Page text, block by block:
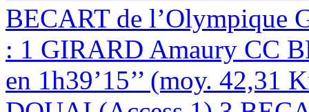
BECART de l’Olympique
: 1 GIRARD Amaury CC
en 1h39’15’’ (moy.